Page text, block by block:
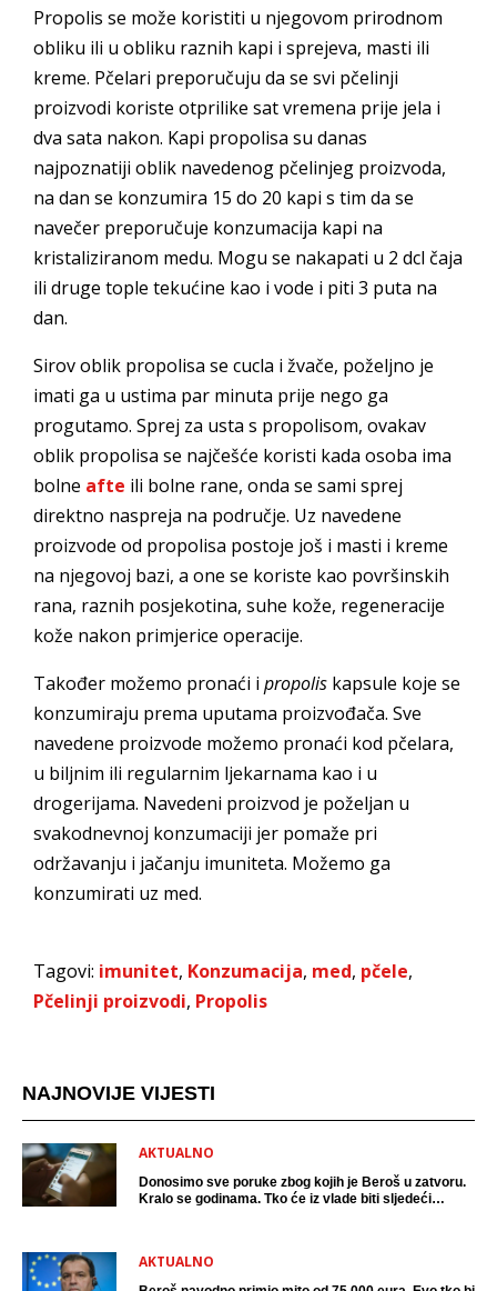
Propolis se može koristiti u njegovom prirodnom
obliku ili u obliku raznih kapi i sprejeva, masti ili
kreme. Pčelari preporučuju da se svi pčelinji
proizvodi koriste otprilike sat vremena prije jela i
dva sata nakon. Kapi propolisa su danas
najpoznatiji oblik navedenog pčelinjeg proizvoda,
na dan se konzumira 15 do 20 kapi s tim da se
navečer preporučuje konzumacija kapi na
kristaliziranom medu. Mogu se nakapati u 2 dcl čaja
ili druge tople tekućine kao i vode i piti 3 puta na
dan.
Sirov oblik propolisa se cucla i žvače, poželjno je
imati ga u ustima par minuta prije nego ga
progutamo. Sprej za usta s propolisom, ovakav
oblik propolisa se najčešće koristi kada osoba ima
bolne afte ili bolne rane, onda se sami sprej
direktno naspreja na područje. Uz navedene
proizvode od propolisa postoje još i masti i kreme
na njegovoj bazi, a one se koriste kao površinskih
rana, raznih posjekotina, suhe kože, regeneracije
kože nakon primjerice operacije.
Također možemo pronaći i propolis kapsule koje se
konzumiraju prema uputama proizvođača. Sve
navedene proizvode možemo pronaći kod pčelara,
u biljnim ili regularnim ljekarnama kao i u
drogerijama. Navedeni proizvod je poželjan u
svakodnevnoj konzumaciji jer pomaže pri
održavanju i jačanju imuniteta. Možemo ga
konzumirati uz med.
Tagovi: imunitet, Konzumacija, med, pčele,
Pčelinji proizvodi, Propolis
NAJNOVIJE VIJESTI
AKTUALNO
Donosimo sve poruke zbog kojih je Beroš u zatvoru.
Kralo se godinama. Tko će iz vlade biti sljedeći
AKTUALNO